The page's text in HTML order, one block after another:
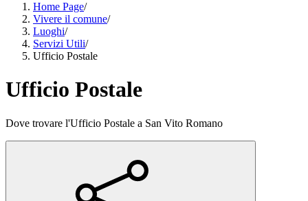
Home Page/
Vivere il comune/
Luoghi/
Servizi Utili/
Ufficio Postale
Ufficio Postale
Dove trovare l'Ufficio Postale a San Vito Romano